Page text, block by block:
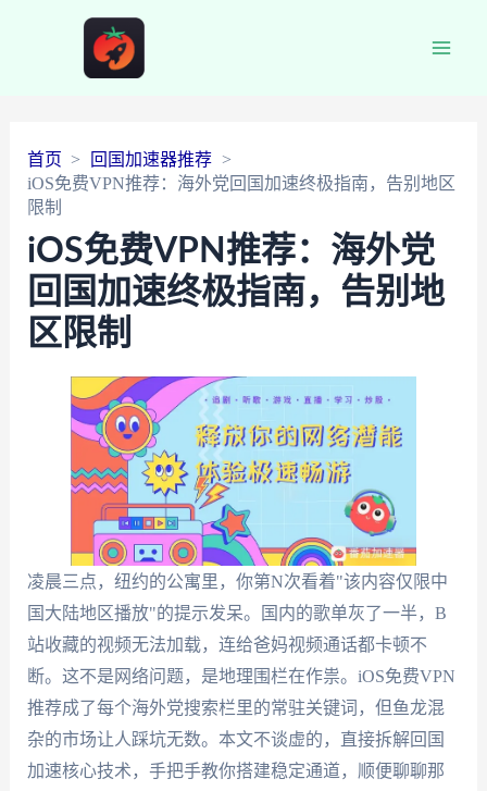
首页
回国加速器推荐
iOS免费VPN推荐：海外党回国加速终极指南，告别地区
限制
iOS免费VPN推荐：海外党
回国加速终极指南，告别地
区限制
凌晨三点，纽约的公寓里，你第N次看着"该内容仅限中
国大陆地区播放"的提示发呆。国内的歌单灰了一半，B
站收藏的视频无法加载，连给爸妈视频通话都卡顿不
断。这不是网络问题，是地理围栏在作祟。iOS免费VPN
推荐成了每个海外党搜索栏里的常驻关键词，但鱼龙混
杂的市场让人踩坑无数。本文不谈虚的，直接拆解回国
加速核心技术，手把手教你搭建稳定通道，顺便聊聊那